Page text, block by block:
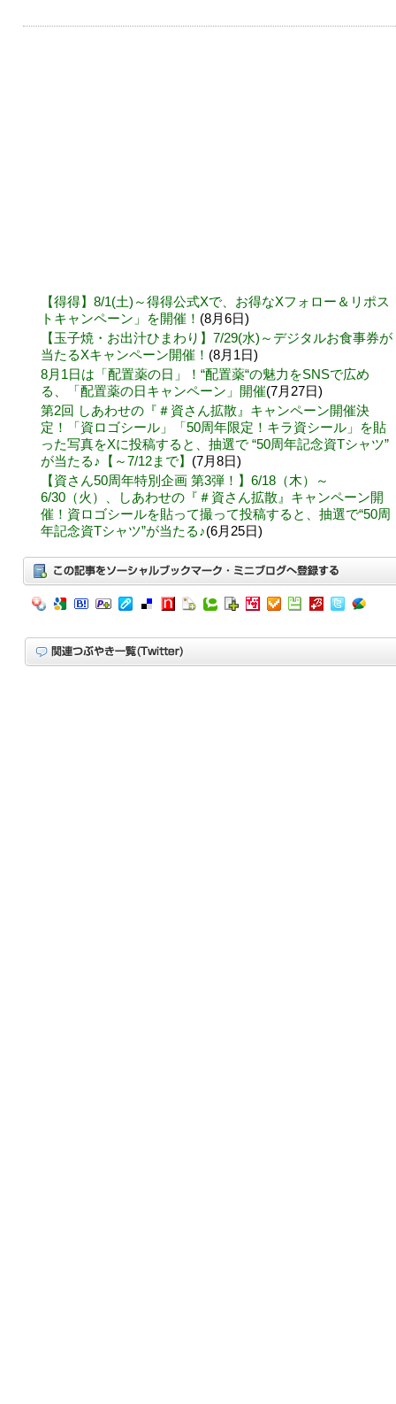
【得得】8/1(土)～得得公式Xで、お得なXフォロー＆リポス
トキャンペーン」を開催！ (8月6日)
【玉子焼・お出汁ひまわり】7/29(水)～デジタルお食事券が
当たるXキャンペーン開催！ (8月1日)
8月1日は「配置薬の日」！“配置薬“の魅力をSNSで広め
る、「配置薬の日キャンペーン」開催(7月27日)
第2回 しあわせの『＃資さん拡散』キャンペーン開催決
定！「資ロゴシール」「50周年限定！キラ資シール」を貼
った写真をXに投稿すると、抽選で “50周年記念資Tシャツ”
が当たる♪【～7/12まで】 (7月8日)
【資さん50周年特別企画 第3弾！】6/18（木）～
6/30（火）、しあわせの『＃資さん拡散』キャンペーン開
催！資ロゴシールを貼って撮って投稿すると、抽選で“50周
年記念資Tシャツ”が当たる♪(6月25日)